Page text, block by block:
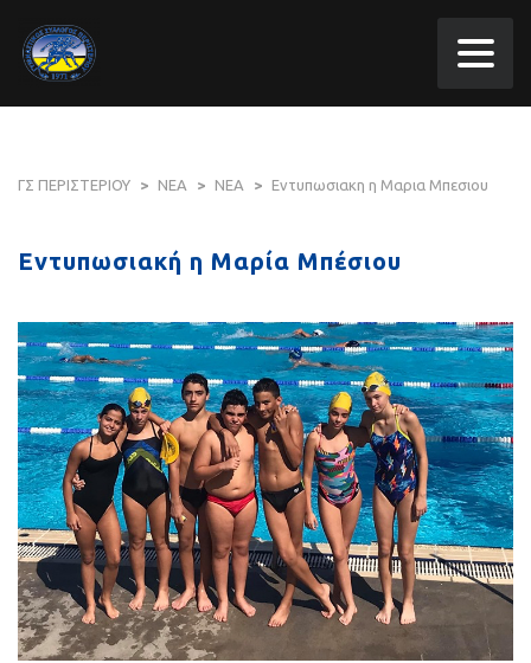
ΓΣ ΠΕΡΙΣΤΕΡΙΟΥ > ΝΕΑ > ΝΕΑ > Εντυπωσιακη η Μαρια Μπεσιου
Εντυπωσιακή η Μαρία Μπέσιου